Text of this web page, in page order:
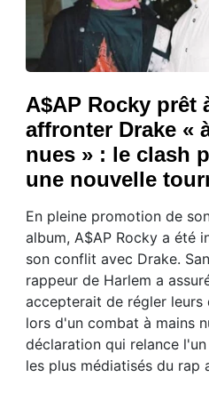
A$AP Rocky prêt
affronter Drake «
nues » : le clash
une nouvelle
En pleine promotion de
album, A$AP Rocky a été
son conflit avec Drake.
rappeur de Harlem a
accepterait de régler leurs
lors d'un combat à mains
déclaration qui relance
les plus médiatisés du rap